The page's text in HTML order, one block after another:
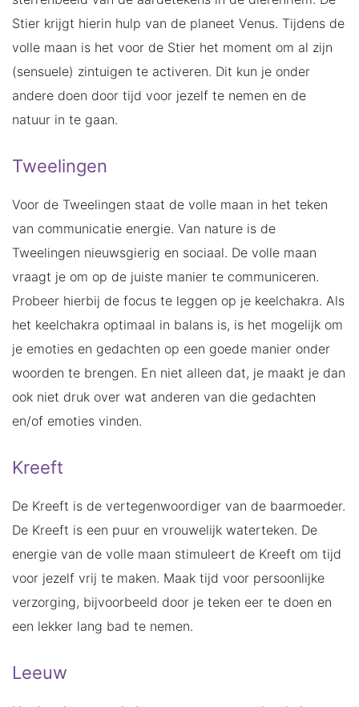
Stier krijgt hierin hulp van de planeet Venus. Tijdens de
volle maan is het voor de Stier het moment om al zijn
(sensuele) zintuigen te activeren. Dit kun je onder
andere doen door tijd voor jezelf te nemen en de
natuur in te gaan.
Tweelingen
Voor de Tweelingen staat de volle maan in het teken
van communicatie energie. Van nature is de
Tweelingen nieuwsgierig en sociaal. De volle maan
vraagt je om op de juiste manier te communiceren.
Probeer hierbij de focus te leggen op je keelchakra. Als
het keelchakra optimaal in balans is, is het mogelijk om
je emoties en gedachten op een goede manier onder
woorden te brengen. En niet alleen dat, je maakt je dan
ook niet druk over wat anderen van die gedachten
en/of emoties vinden.
Kreeft
De Kreeft is de vertegenwoordiger van de baarmoeder.
De Kreeft is een puur en vrouwelijk waterteken. De
energie van de volle maan stimuleert de Kreeft om tijd
voor jezelf vrij te maken. Maak tijd voor persoonlijke
verzorging, bijvoorbeeld door je teken eer te doen en
een lekker lang bad te nemen.
Leeuw